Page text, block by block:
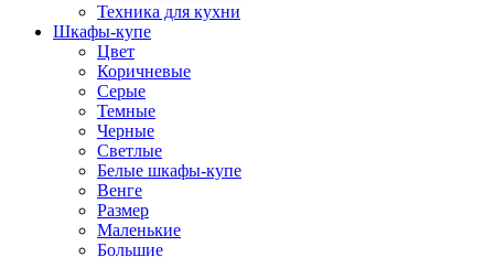
Техника для кухни
Шкафы-купе
Цвет
Коричневые
Серые
Темные
Черные
Светлые
Белые шкафы-купе
Венге
Размер
Маленькие
Большие